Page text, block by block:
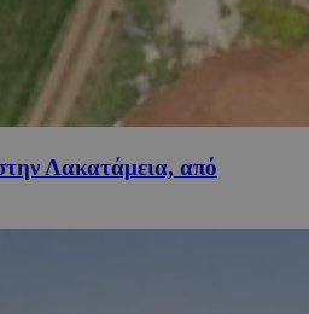
Λακατάμεια, από